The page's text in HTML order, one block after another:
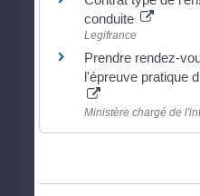
conduite
Legifrance
Prendre rendez-
l'épreuve pratique
Ministère chargé de